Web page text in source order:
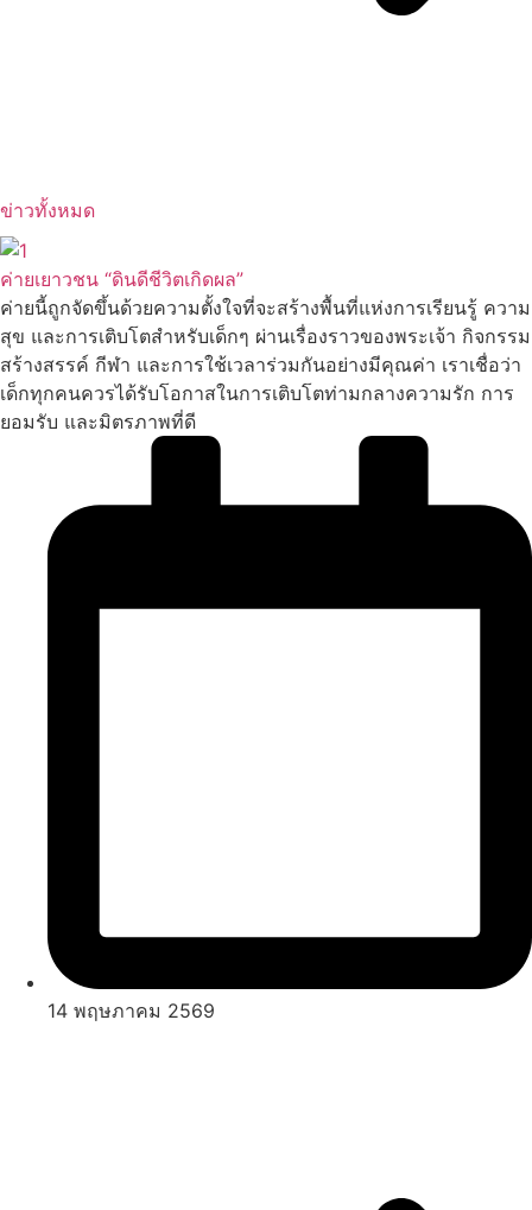
ข่าวทั้งหมด
ค่ายเยาวชน “ดินดีชีวิตเกิดผล”
ค่ายนี้ถูกจัดขึ้นด้วยความตั้งใจที่จะสร้างพื้นที่แห่งการเรียนรู้ ความ
สุข และการเติบโตสำหรับเด็กๆ ผ่านเรื่องราวของพระเจ้า กิจกรรม
สร้างสรรค์ กีฬา และการใช้เวลาร่วมกันอย่างมีคุณค่า เราเชื่อว่า
เด็กทุกคนควรได้รับโอกาสในการเติบโตท่ามกลางความรัก การ
ยอมรับ และมิตรภาพที่ดี
14 พฤษภาคม 2569